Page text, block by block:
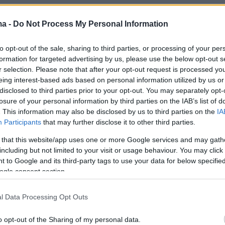
- Do Not Process My Personal Information
opt-out of the sale, sharing to third parties, or processing of your
for targeted advertising by us, please use the below opt-out
selection. Please note that after your opt-out request is processed
interest-based ads based on personal information utilized by us
to third parties prior to your opt-out. You may separately
of your personal information by third parties on the IAB’s list of
This information may also be disclosed by us to third parties on the
Participants that may further disclose it to other third parties.
that this website/app uses one or more Google services and may
but not limited to your visit or usage behaviour. You may
to Google and its third-party tags to use your data for below
consent section.
Data Processing Opt Outs
opt-out of the Sharing of my personal data.
protothema.gr στο Google Newsκαι μάθετε πρώτοι
Ειδήσειςαπό την Ελλάδα και τον Κόσμο, τη
στοProtothema.gr
ΕιδήσειςΔημοφιλή
που
insiders
Θεοδωρικάκος: Νέο αναπτυξιακό
καθεστώς για την Αμυνα,
συμβάλλουμε στην εθνική
ασφάλεια της πατρίδας μας
πριν 17 λεπτά
ηλεκτρικά - Ποιο κερδίζει τη μάχη;